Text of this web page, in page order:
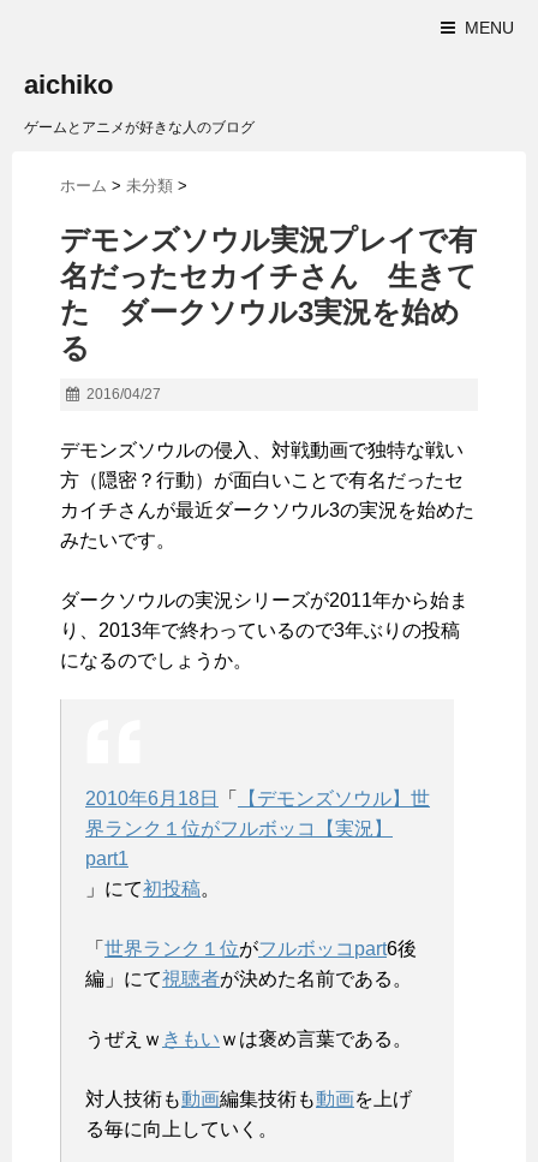
MENU
aichiko
ゲームとアニメが好きな人のブログ
ホーム > 未分類 >
デモンズソウル実況プレイで有
名だったセカイチさん 生きて
た ダークソウル3実況を始め
る
2016/04/27
デモンズソウルの侵入、対戦動画で独特な戦い
方（隠密？行動）が面白いことで有名だったセ
カイチさんが最近ダークソウル3の実況を始めた
みたいです。
ダークソウルの実況シリーズが2011年から始ま
り、2013年で終わっているので3年ぶりの投稿
になるのでしょうか。
2010年6月18日 「
【デモンズソウル】世
界ランク１位がフルボッコ【実況】
part1
」にて初投稿。
「 世界ランク１位がフルボッコ part6後
編」にて視聴者が決めた名前である。
うぜえｗ きもい ｗは褒め言葉である。
対人技術も動画編集技術も動画を上げ
る毎に向上していく。